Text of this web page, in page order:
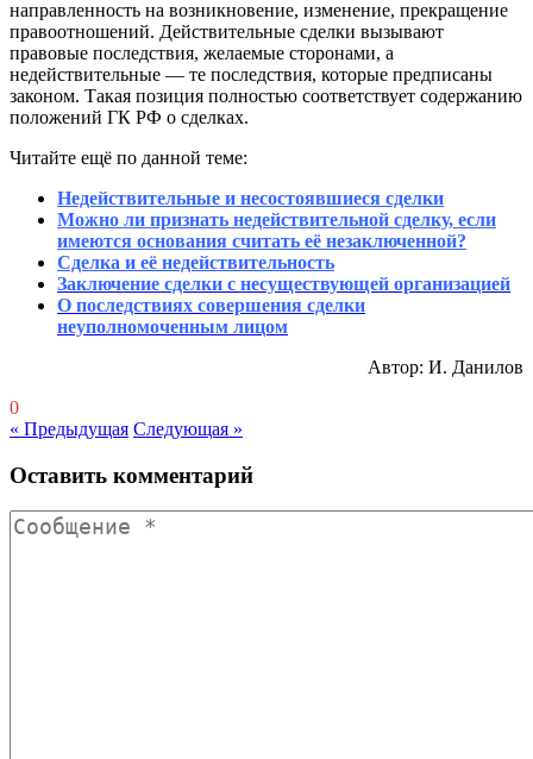
направленность на возникновение, изменение, прекращение
правоотношений. Действительные сделки вызывают
правовые последствия, желаемые сторонами, а
недействительные — те последствия, которые предписаны
законом. Такая позиция полностью соответствует содержанию
положений ГК РФ о сделках.
Читайте ещё по данной теме:
Недействительные и несостоявшиеся сделки
Можно ли признать недействительной сделку, если
имеются основания считать её незаключенной?
Сделка и её недействительность
Заключение сделки с несуществующей организацией
О последствиях совершения сделки
неуполномоченным лицом
Автор: И. Данилов
0
« Предыдущая Следующая »
Оставить комментарий